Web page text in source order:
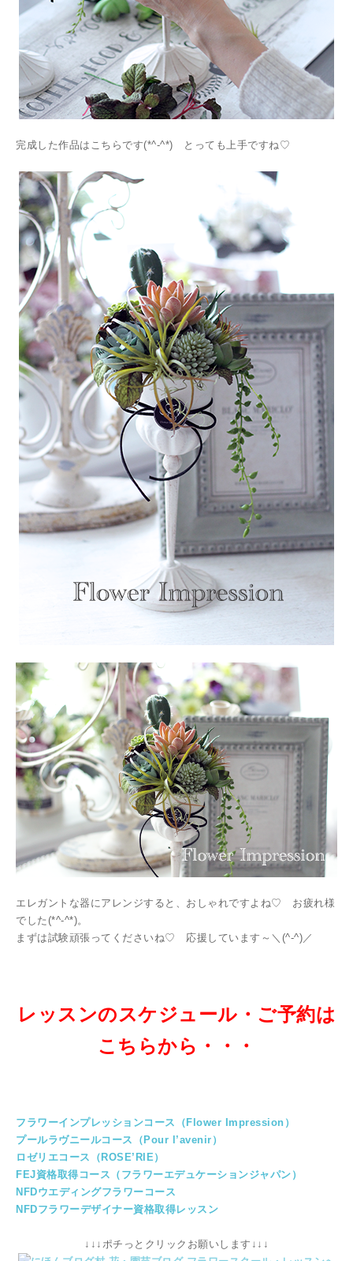
完成した作品はこちらです(*^-^*) とっても上手ですね♡
エレガントな器にアレンジすると、おしゃれですよね♡ お疲れ様
でした(*^-^*)。
まずは試験頑張ってくださいね♡ 応援しています～＼(^-^)／
レッスンのスケジュール・ご予約は
こちらから・・・
フラワーインプレッションコース（Flower Impression）
プールラヴニールコース（Pour l’avenir）
ロゼリエコース（ROSE’RIE）
FEJ資格取得コース（フラワーエデュケーションジャパン）
NFDウエディングフラワーコース
NFDフラワーデザイナー資格取得レッスン
↓↓↓ポチっとクリックお願いします↓↓↓